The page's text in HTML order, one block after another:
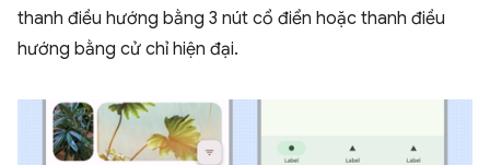
thanh điều hướng bằng 3 nút cổ điển hoặc thanh điều
hướng bằng cử chỉ hiện đại.